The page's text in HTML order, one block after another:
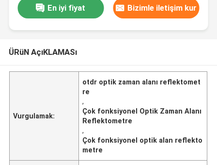
En iyi fiyat Bizimle iletişim kur
ÜRüN AçıKLAMASı
Vurgulamak:
otdr optik zaman alanı reflektomet
re
,
Çok fonksiyonel Optik Zaman Alanı
Reflektometre
,
Çok fonksiyonel optik alan reflekto
metre